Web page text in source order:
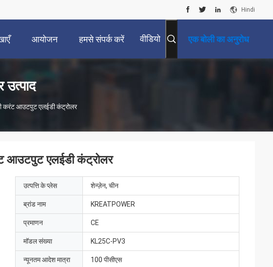
Hindi
आयोजन हमसे संपर्क करें वीडियो एक बोली का अनुरोध
करंट आउटपुट एलईडी कंट्रोलर
आउटपुट एलईडी कंट्रोलर
उत्पत्ति के प्लेस शेन्ज़ेन, चीन
ब्रांड नाम KREATPOWER
प्रमाणन CE
मॉडल संख्या KL25C-PV3
न्यूनतम आदेश मात्रा 100 पीसीएस